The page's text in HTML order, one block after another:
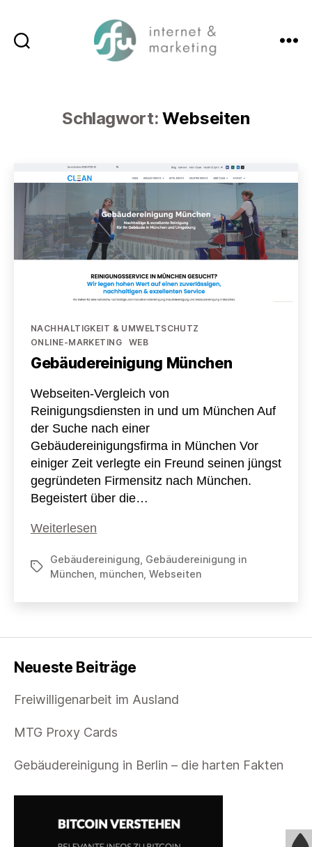
Schlagwort: Webseiten
Kategorien
NACHHALTIGKEIT & UMWELTSCHUTZ
ONLINE-MARKETING
WEB
Gebäudereinigung München
Webseiten-Vergleich von
Reinigungsdiensten in und um München Auf
der Suche nach einer
Gebäudereinigungsfirma in München Vor
einiger Zeit verlegte ein Freund seinen jüngst
gegründeten Firmensitz nach München.
Begeistert über die…
Weiterlesen
Schlagwörter
Gebäudereinigung Gebäudereinigung in
München münchen Webseiten
Neueste Beiträge
Freiwilligenarbeit im Ausland
MTG Proxy Cards
Gebäudereinigung in Berlin – die harten Fakten